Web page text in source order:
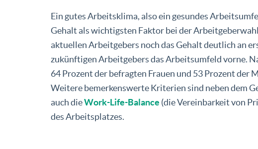
Ein gutes Arbeitsklima, also ein gesundes
Gehalt als wichtigsten Faktor bei der
aktuellen Arbeitgebers noch das Gehalt deutlich an
zukünftigen Arbeitgebers das Arbeitsumfeld vorne.
64 Prozent der befragten Frauen und 53 Prozent der
Weitere bemerkenswerte Kriterien sind neben dem
auch dieWork-Life-Balance (die Vereinbarkeit von
des Arbeitsplatzes.